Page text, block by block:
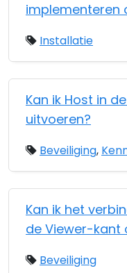
implementeren
Installatie
Kan ik Host in
uitvoeren?
Beveiliging,
Kan ik het
de Viewer-kant
Beveiliging